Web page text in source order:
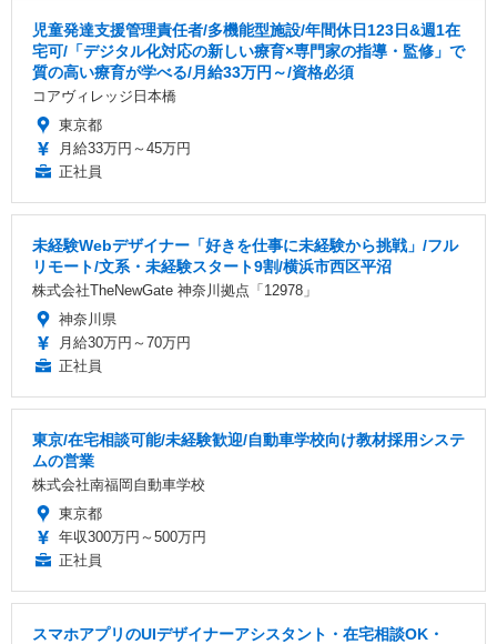
児童発達支援管理責任者/多機能型施設/年間休日123日&週1在
宅可/「デジタル化対応の新しい療育×専門家の指導・監修」で
質の高い療育が学べる/月給33万円～/資格必須
コアヴィレッジ日本橋
東京都
月給33万円～45万円
正社員
未経験Webデザイナー「好きを仕事に未経験から挑戦」/フル
リモート/文系・未経験スタート9割/横浜市西区平沼
株式会社TheNewGate 神奈川拠点「12978」
神奈川県
月給30万円～70万円
正社員
東京/在宅相談可能/未経験歓迎/自動車学校向け教材採用システ
ムの営業
株式会社南福岡自動車学校
東京都
年収300万円～500万円
正社員
スマホアプリのUIデザイナーアシスタント・在宅相談OK・